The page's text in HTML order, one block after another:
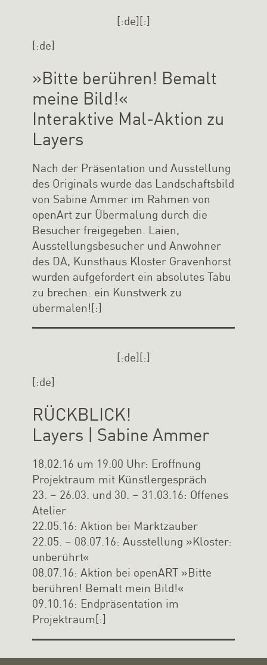
[:de][:]
[:de]
»Bitte berühren! Bemalt
meine Bild!«
Interaktive Mal-Aktion zu
Layers
Nach der Präsentation und Ausstellung
des Originals wurde das Landschaftsbild
von Sabine Ammer im Rahmen von
openArt zur Übermalung durch die
Besucher freigegeben. Laien,
Ausstellungsbesucher und Anwohner
des DA, Kunsthaus Kloster Gravenhorst
wurden aufgefordert ein absolutes Tabu
zu brechen: ein Kunstwerk zu
übermalen![:]
[:de][:]
[:de]
RÜCKBLICK!
Layers | Sabine Ammer
18.02.16 um 19.00 Uhr: Eröffnung
Projektraum mit Künstlergespräch
23. – 26.03. und 30. – 31.03.16: Offenes
Atelier
22.05.16: Aktion bei Marktzauber
22.05. – 08.07.16: Ausstellung »Kloster:
unberührt«
08.07.16: Aktion bei openART »Bitte
berühren! Bemalt mein Bild!«
09.10.16: Endpräsentation im
Projektraum[:]